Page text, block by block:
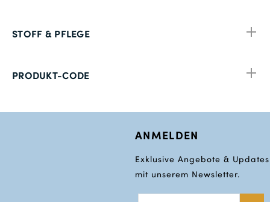
STOFF & PFLEGE
PRODUKT-CODE
ANMELDEN
Exklusive Angebote & Updates
mit unserem Newsletter.